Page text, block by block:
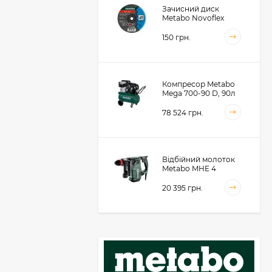
Зачисний диск
Metabo Novoflex
(616468000)
150 грн.
Компресор Metabo
Mega 700-90 D, 90л
78 524 грн.
Відбійний молоток
Metabo MHE 4
20 395 грн.
фрезер для обробки
металевих крайок
Metabo KFMVB 18 LTX
50 104 грн.